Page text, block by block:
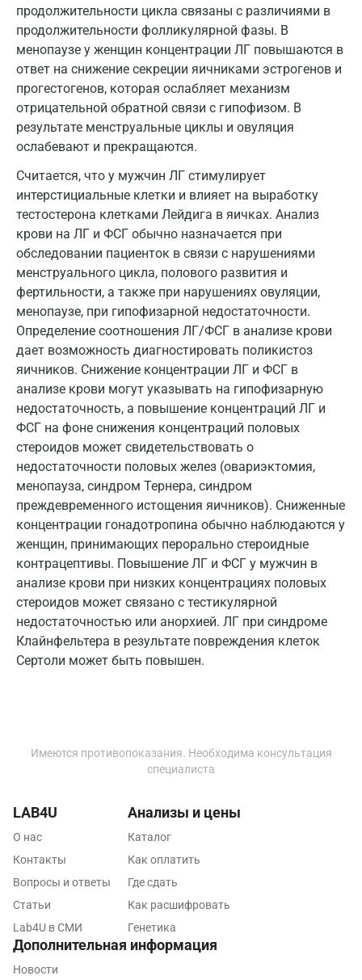
продолжительности цикла связаны с различиями в
продолжительности фолликулярной фазы. В
менопаузе у женщин концентрации ЛГ повышаются в
ответ на снижение секреции яичниками эстрогенов и
прогестогенов, которая ослабляет механизм
отрицательной обратной связи с гипофизом. В
результате менструальные циклы и овуляция
ослабевают и прекращаются.
Считается, что у мужчин ЛГ стимулирует
интерстициальные клетки и влияет на выработку
тестостерона клетками Лейдига в яичках. Анализ
крови на ЛГ и ФСГ обычно назначается при
обследовании пациенток в связи с нарушениями
менструального цикла, полового развития и
фертильности, а также при нарушениях овуляции,
менопаузе, при гипофизарной недостаточности.
Определение соотношения ЛГ/ФСГ в анализе крови
дает возможность диагностировать поликистоз
яичников. Снижение концентрации ЛГ и ФСГ в
анализе крови могут указывать на гипофизарную
недостаточность, а повышение концентраций ЛГ и
ФСГ на фоне снижения концентраций половых
стероидов может свидетельствовать о
недостаточности половых желез (овариэктомия,
менопауза, синдром Тернера, синдром
преждевременного истощения яичников). Сниженные
концентрации гонадотропина обычно наблюдаются у
женщин, принимающих перорально стероидные
контрацептивы. Повышение ЛГ и ФСГ у мужчин в
анализе крови при низких концентрациях половых
стероидов может связано с тестикулярной
недостаточностью или анорхией. ЛГ при синдроме
Клайнфельтера в результате повреждения клеток
Сертоли может быть повышен.
Мурино
Мурманск
Мытищи
Набережные Челны
Нижневартовск
Нижнекамск
Новокузнецк
Новороссийск
Новосибирск
Ногинск
Одинцово
Омск
Орел
Оренбург
Орехово-Зуево
Павловский посад
Пенза
Пермь
Петрозаводск
Пушкин
Пятигорск
Реутов
Рыбинск
Имеются противопоказания. Необходима консультация
специалиста
LAB4U
О нас
Контакты
Вопросы и ответы
Статьи
Lab4U в СМИ
Анализы и цены
Каталог
Как оплатить
Где сдать
Как расшифровать
Генетика
Дополнительная информация
Новости